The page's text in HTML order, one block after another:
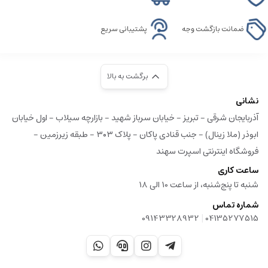
ضمانت بازگشت وجه پشتیبانی سریع
برگشت به بالا
نشانی
آذربایجان شرقی - تبریز - خیابان سرباز شهید - بازارچه سیلاب - اول خیابان
ابوذر (ملا زینال) - جنب قنادی پاکان - پلاک ۳۰۳ - طبقه زیرزمین -
فروشگاه اینترنتی اسپرت سهند
ساعت کاری
شنبه تا پنج‌شنبه، از ساعت 10 الی 18
شماره تماس
04135277515
|
09143328932